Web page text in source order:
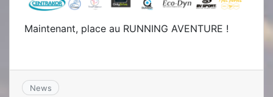
Maintenant, place au RUNNING AVENTURE !
News